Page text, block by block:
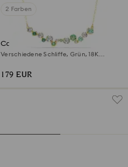
2 Farben
Constella Halskette
Verschiedene Schliffe, Grün, 18K
179 EUR